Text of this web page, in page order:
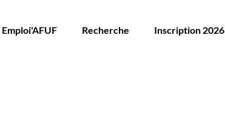
Emploi'AFUF Recherche Inscription 2026